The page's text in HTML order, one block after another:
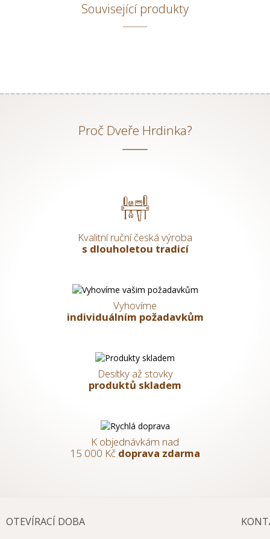
Související produkty
Proč Dveře Hrdinka?
Kvalitní ruční česká výroba
s dlouholetou tradicí
Vyhovíme
individuálním požadavkům
Desítky až stovky
produktů skladem
K objednávkám nad
15 000 Kč doprava zdarma
OTEVÍRACÍ DOBA